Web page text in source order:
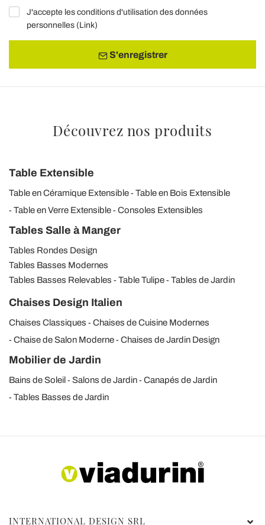
J'accepte les conditions d'utilisation des données
personnelles (Link)
S'enregistrer
Découvrez nos produits
Table Extensible
Table en Céramique Extensible
Table en Bois Extensible
Table en Verre Extensible
Consoles Extensibles
Tables Salle à Manger
Tables Rondes Design
Tables Basses Modernes
Tables Basses Relevables
Table Tulipe Tables de Jardin
Chaises Design Italien
Chaises Classiques
Chaises de Cuisine Modernes
Chaise de Salon Moderne
Chaises de Jardin Design
Mobilier de Jardin
Bains de Soleil Salons de Jardin
Canapés de Jardin
Tables Basses de Jardin
INTERNATIONAL DESIGN SRL